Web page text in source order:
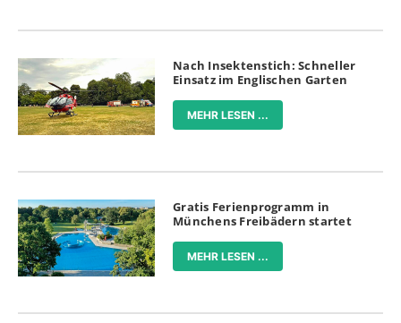
Nach Insektenstich: Schneller
Einsatz im Englischen Garten
MEHR LESEN ...
Gratis Ferienprogramm in
Münchens Freibädern startet
MEHR LESEN ...